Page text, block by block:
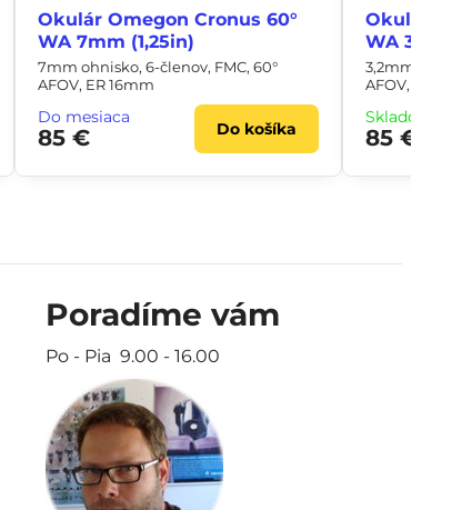
Poradíme vám
Po - Pia 9.00 - 16.00
Okulár Omegon Cronus 60°
WA 7mm (1,25in)
7mm ohnisko, 6-členov, FMC, 60°
AFOV, ER 16mm
Do mesiaca
85 € Do košíka
Okulár
WA
3,2mm
AFOV, ER
Skladom
85 €